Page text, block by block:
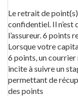
Le retrait de
confidentiel. Il n’est
l’assureur. 6 points
Lorsque votre
6 points, un courrier
incite à suivre un
permettant de
des points